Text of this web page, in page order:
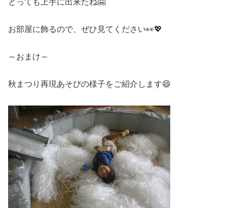
とっても上手に出来たね🤗
お部屋に飾るので、ぜひ見てください👀💖
～おまけ～
秋まつり再現あそびの様子をご紹介します😄